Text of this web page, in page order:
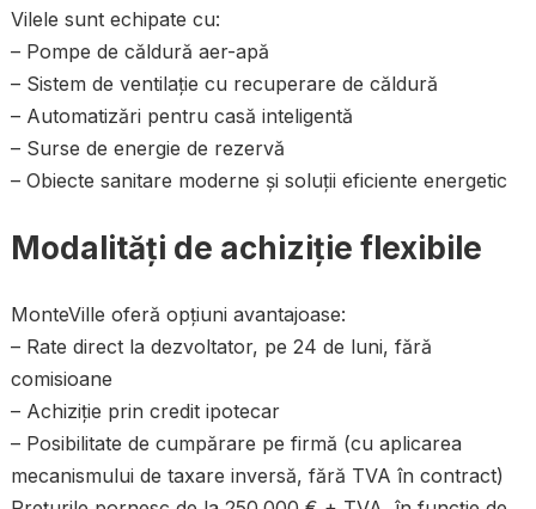
Vilele sunt echipate cu:
– Pompe de căldură aer-apă
– Sistem de ventilație cu recuperare de căldură
– Automatizări pentru casă inteligentă
– Surse de energie de rezervă
– Obiecte sanitare moderne și soluții eficiente energetic
Modalități de achiziție flexibile
MonteVille oferă opțiuni avantajoase:
– Rate direct la dezvoltator, pe 24 de luni, fără
comisioane
– Achiziție prin credit ipotecar
– Posibilitate de cumpărare pe firmă (cu aplicarea
mecanismului de taxare inversă, fără TVA în contract)